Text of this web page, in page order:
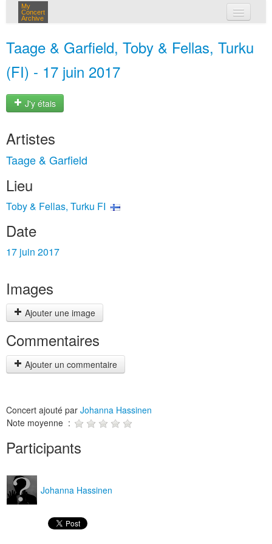
My
Concert
Archive
Taage & Garfield, Toby & Fellas, Turku
(FI) - 17 juin 2017
J'y étais
Artistes
Taage & Garfield
Lieu
Toby & Fellas, Turku FI
Date
17 juin 2017
Images
Ajouter une image
Commentaires
Ajouter un commentaire
Concert ajouté par Johanna Hassinen
Note moyenne :
Participants
Johanna Hassinen